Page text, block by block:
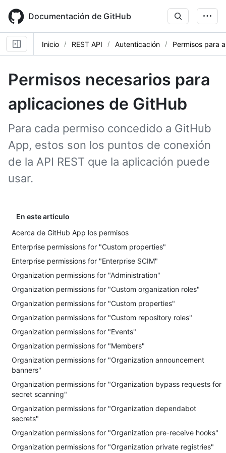
main
content
Documentación de GitHub
Inicio REST API Autenticación Permisos para
Permisos necesarios para
aplicaciones de GitHub
Para cada permiso concedido a GitHub
App, estos son los puntos de conexión
de la API REST que la aplicación puede
usar.
En este artículo
Acerca de GitHub App los permisos
Enterprise permissions for "Custom properties"
Enterprise permissions for "Enterprise SCIM"
Organization permissions for "Administration"
Organization permissions for "Custom organization roles"
Organization permissions for "Custom properties"
Organization permissions for "Custom repository roles"
Organization permissions for "Events"
Organization permissions for "Members"
Organization permissions for "Organization announcement
banners"
Organization permissions for "Organization bypass requests for
secret scanning"
Organization permissions for "Organization dependabot
secrets"
Organization permissions for "Organization pre-receive hooks"
Organization permissions for "Organization private registries"